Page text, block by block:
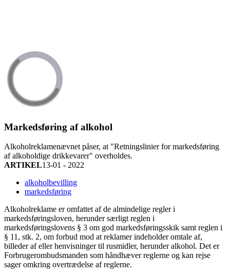
Markedsføring af alkohol
Alkoholreklamenævnet påser, at "Retningslinier for markedsføring
af alkoholdige drikkevarer" overholdes.
ARTIKEL13-01 - 2022
alkoholbevilling
markedsføring
Alkoholreklame er omfattet af de almindelige regler i
markedsføringsloven, herunder særligt reglen i
markedsføringslovens § 3 om god markedsføringsskik samt reglen i
§ 11, stk. 2, om forbud mod at reklamer indeholder omtale af,
billeder af eller henvisninger til rusmidler, herunder alkohol. Det er
Forbrugerombudsmanden som håndhæver reglerne og kan rejse
sager omkring overtrædelse af reglerne.